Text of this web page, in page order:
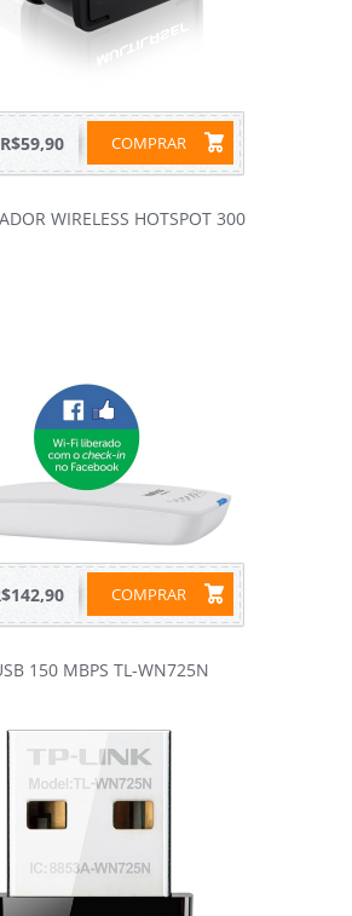
COMPRAR
R$59,90
WIRELESS HOTSPOT 300
COMPRAR
150 MBPS TL-WN725N